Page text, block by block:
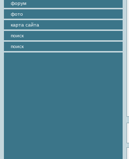
форум
фото
карта сайта
поиск
поиск